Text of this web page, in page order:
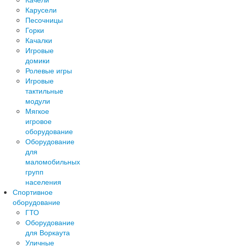
Карусели
Песочницы
Горки
Качалки
Игровые
домики
Ролевые игры
Игровые
тактильные
модули
Мягкое
игровое
оборудование
Оборудование
для
маломобильных
групп
населения
Спортивное
оборудование
ГТО
Оборудование
для Воркаута
Уличные